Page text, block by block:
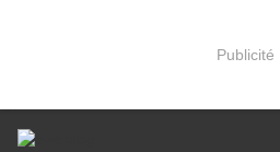
Publicité